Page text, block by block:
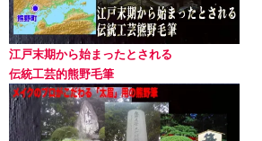
江戸末期から始まったとされる
伝統工芸的熊野毛筆